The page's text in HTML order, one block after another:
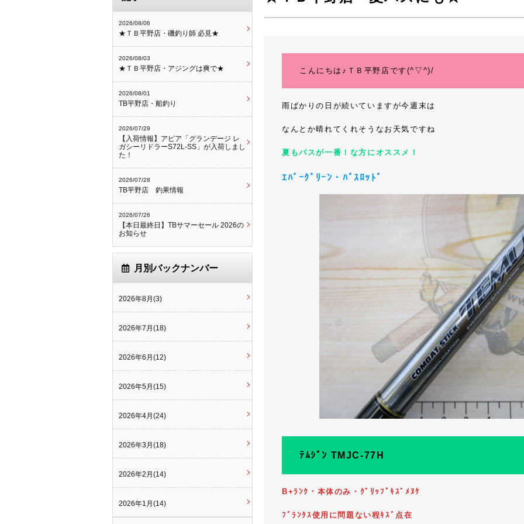
こんにちは♪ＴＢ平野店です(^▽^)/
雨ばかりの日が続いていますが今週末は
なんとか晴れてくれそうなお天気ですね
夏もバスが一番！な方にオススメ！
ｴﾊﾞｰｸﾞﾘｰﾝ・ﾊﾞｽﾛｯﾄﾞ
ﾃﾑｼﾞﾝ TMJC-77H
B+ﾗﾝｸ・本体のみ・ｸﾞﾘｯﾌﾟｷｽﾞﾒﾇｹ
ﾌﾞﾗﾝｸｽ使用に問題ない程ｷｽﾞ点在
2026/08/06
★ＴＢ平野店・磯釣り師 必見★
2026/08/03
★ＴＢ平野店・アジングは爽で★
2026/08/01
TB平野店・船釣り
2026/07/29
【入荷情報】アピア「グランデージ レ
ガシーリドラーS72L-SS」が入荷しまし
た！
2026/07/28
TB平野店 釣果情報
2026/07/26
【本日最終日】TBサマーセール 2026の
お知らせ
月別バックナンバー
2026年8月(3)
2026年7月(18)
2026年6月(12)
2026年5月(15)
2026年4月(24)
2026年3月(18)
2026年2月(14)
2026年1月(14)